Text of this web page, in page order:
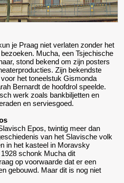
je Praag niet verlaten zonder het
Mucha, een Tsjechische
stond bekend om zijn posters
Zijn bekendste
het toneelstuk Gismonda
Bernardt de hoofdrol speelde.
werk zoals bankbiljetten en
en serviesgoed.
Epos, twintig meer dan
van het Slavische volk
in het kasteel in Moravsky
schonk Mucha dit
op voorwaarde dat er een
gebouwd. Maar dit is nog niet